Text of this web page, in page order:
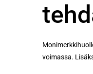
voimassa.